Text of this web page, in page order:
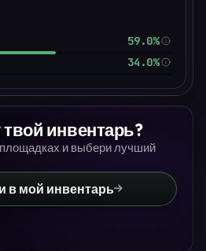
59.0%
34.0%
твой инвентарь?
и выбери лучший
в мой инвентарь